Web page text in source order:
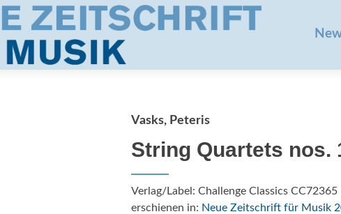
Vasks, Peteris
String Quartets nos.
Verlag/Label: Challenge Classics CC72365
erschienen in: Neue Zeitschrift für Musik